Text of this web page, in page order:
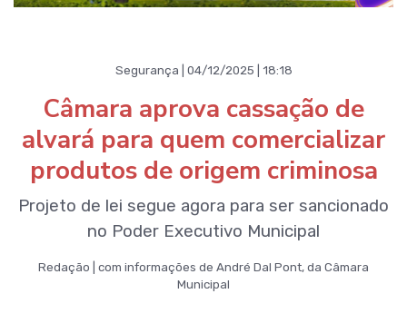
Segurança | 04/12/2025 | 18:18
Câmara aprova cassação de
alvará para quem comercializar
produtos de origem criminosa
Projeto de lei segue agora para ser sancionado
no Poder Executivo Municipal
Redação | com informações de André Dal Pont, da Câmara
Municipal